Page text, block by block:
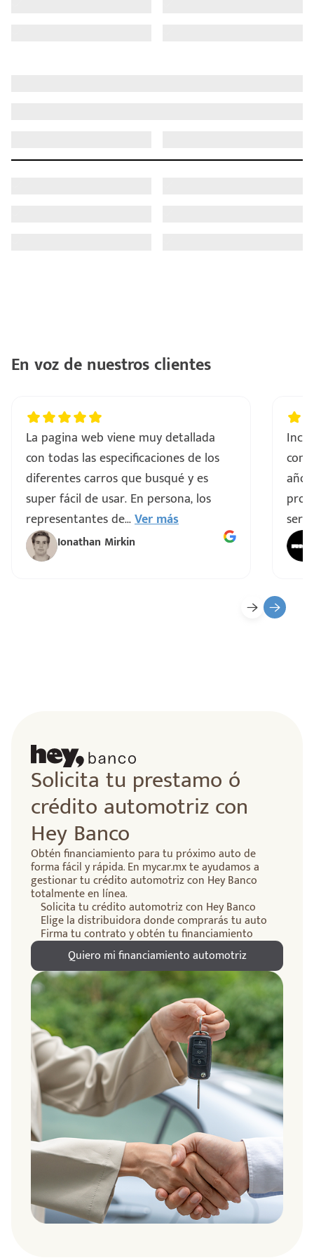
En voz de nuestros clientes
La pagina web viene muy detallada
con todas las especificaciones de los
diferentes carros que busqué y es
super fácil de usar. En persona, los
representantes de...Ver más
Ionathan Mirkin
Solicita tu prestamo ó
crédito automotriz con
Hey Banco
Obtén financiamiento para tu próximo auto de
forma fácil y rápida. En mycar.mx te ayudamos a
gestionar tu crédito automotriz con Hey Banco
totalmente en línea.
Solicita tu crédito automotriz con Hey Banco
Elige la distribuidora donde comprarás tu auto
Firma tu contrato y obtén tu financiamiento
Quiero mi financiamiento automotriz